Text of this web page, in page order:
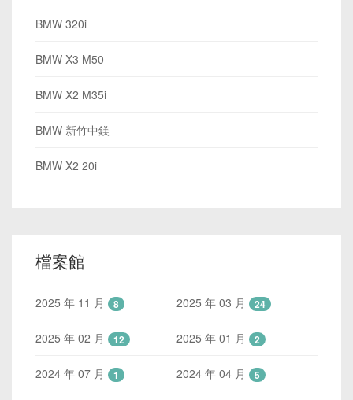
BMW 320i
BMW X3 M50
BMW X2 M35i
BMW 新竹中鎂
BMW X2 20i
檔案館
2025 年 11 月 8 2025 年 03 月 24
2025 年 02 月 12 2025 年 01 月 2
2024 年 07 月 1 2024 年 04 月 5